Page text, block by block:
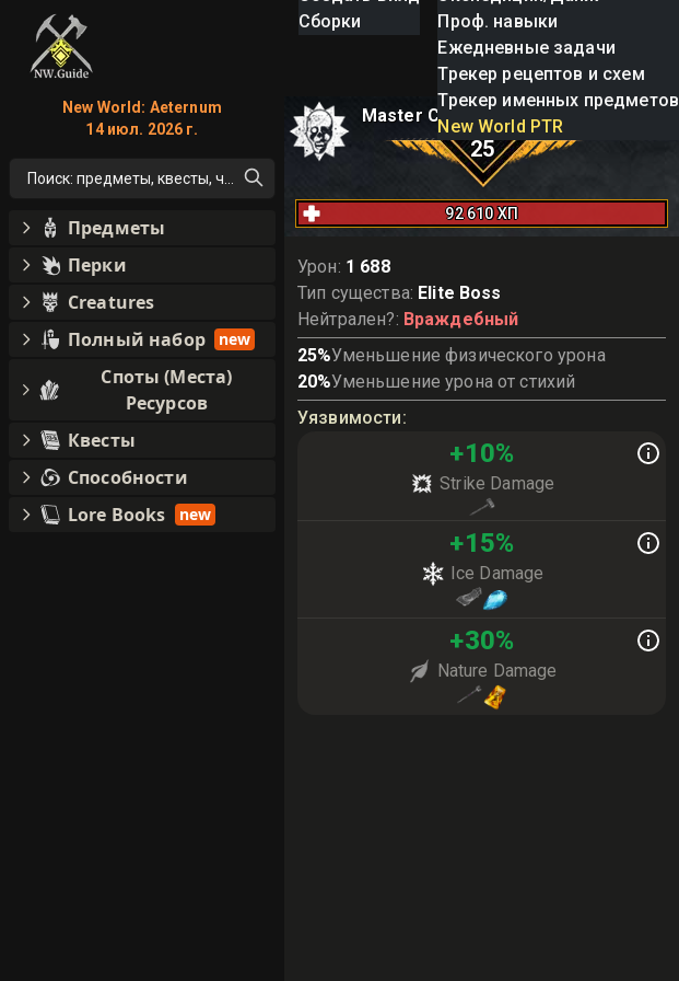
Сборки
Проф. навыки
Ежедневные задачи
Трекер рецептов и схем
Трекер именных предметов
New World PTR
Master Cannoneer Jennings
25
92 610ХП
Урон: 1 688
Тип существа: Elite Boss
Нейтрален?: Враждебный
25%Уменьшение физического урона
20%Уменьшение урона от стихий
Уязвимости:
+10%
Strike Damage
+15%
Ice Damage
+30%
Nature Damage
New World: Aeternum
14 июл. 2026 г.
Поиск: предметы, квесты, что угодно!
Предметы
Перки
Creatures
Полный набор
new
Споты (Места)
Ресурсов
Квесты
Способности
Lore Books
new